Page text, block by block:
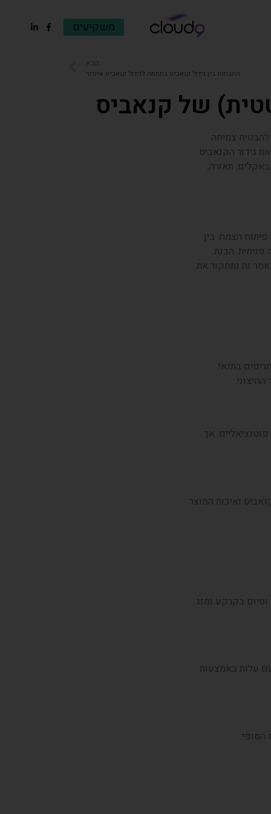
משקיעים
הבא
ההבחנה בין גידול קנאביס בחממה לגידול קנאביס אינדור
של קנאביס
צמיחה
גידור הקנאביס
תאורה,
הצמח. בין
פנימית. הבנת
זה נתחקור את
בתנאי
אך
ואיכות המוצר
בקרקע ומזג
עם עלות באמצעות
הסופי.